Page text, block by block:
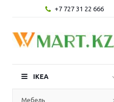
+7 727 31 22 666
IKEA
Мебель